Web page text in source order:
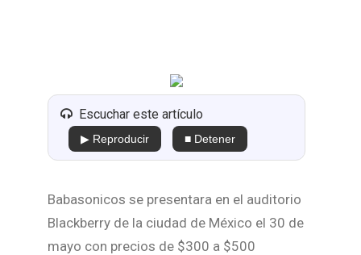
Escuchar este artículo
▶ Reproducir ■ Detener
Babasonicos se presentara en el auditorio
Blackberry de la ciudad de México el 30 de
mayo con precios de $300 a $500